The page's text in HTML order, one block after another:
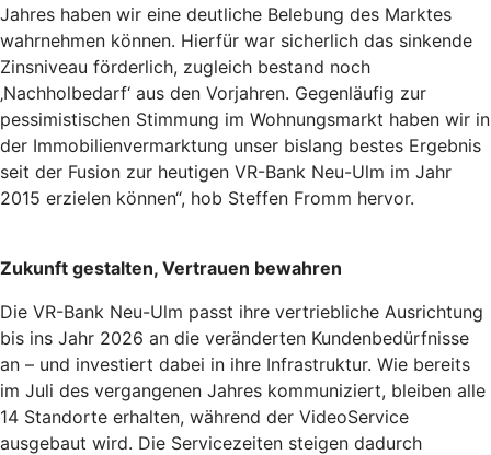
Jahres haben wir eine deutliche Belebung des Marktes
wahrnehmen können. Hierfür war sicherlich das sinkende
Zinsniveau förderlich, zugleich bestand noch
‚Nachholbedarf‘ aus den Vorjahren. Gegenläufig zur
pessimistischen Stimmung im Wohnungsmarkt haben wir in
der Immobilienvermarktung unser bislang bestes Ergebnis
seit der Fusion zur heutigen VR-Bank Neu-Ulm im Jahr
2015 erzielen können“, hob Steffen Fromm hervor.
Zukunft gestalten, Vertrauen bewahren
Die VR-Bank Neu-Ulm passt ihre vertriebliche Ausrichtung
bis ins Jahr 2026 an die veränderten Kundenbedürfnisse
an – und investiert dabei in ihre Infrastruktur. Wie bereits
im Juli des vergangenen Jahres kommuniziert, bleiben alle
14 Standorte erhalten, während der VideoService
ausgebaut wird. Die Servicezeiten steigen dadurch